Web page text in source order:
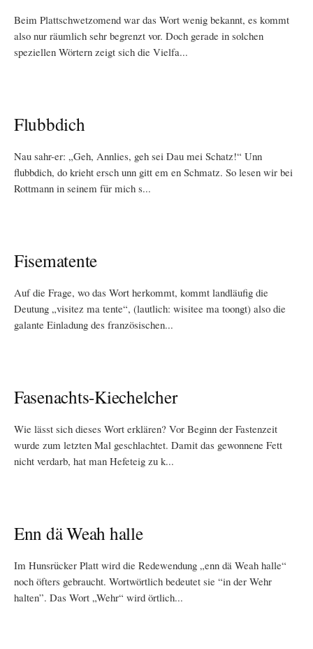
Beim Plattschwetzomend war das Wort wenig bekannt, es kommt
also nur räumlich sehr begrenzt vor. Doch gerade in solchen
speziellen Wörtern zeigt sich die Vielfa...
Flubbdich
Nau sahr-er: „Geh, Annlies, geh sei Dau mei Schatz!“ Unn
flubbdich, do krieht ersch unn gitt em en Schmatz. So lesen wir bei
Rottmann in seinem für mich s...
Fisematente
Auf die Frage, wo das Wort herkommt, kommt landläufig die
Deutung „visitez ma tente“, (lautlich: wisitee ma toongt) also die
galante Einladung des französischen...
Fasenachts-Kiechelcher
Wie lässt sich dieses Wort erklären? Vor Beginn der Fastenzeit
wurde zum letzten Mal geschlachtet. Damit das gewonnene Fett
nicht verdarb, hat man Hefeteig zu k...
Enn dä Weah halle
Im Hunsrücker Platt wird die Redewendung „enn dä Weah halle“
noch öfters gebraucht. Wortwörtlich bedeutet sie “in der Wehr
halten”. Das Wort „Wehr“ wird örtlich...